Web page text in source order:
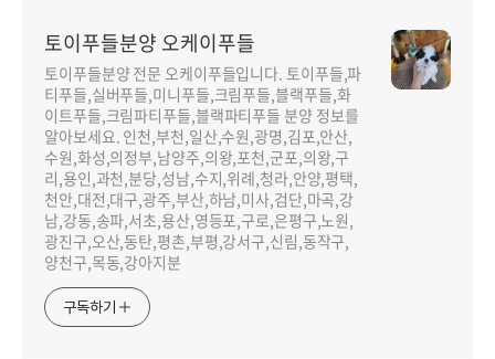
토이푸들분양 오케이푸들
토이푸들분양 전문 오케이푸들입니다. 토이푸들,파
티푸들,실버푸들,미니푸들,크림푸들,블랙푸들,화
이트푸들,크림파티푸들,블랙파티푸들 분양 정보를
알아보세요. 인천,부천,일산,수원,광명,김포,안산,
수원,화성,의정부,남양주,의왕,포천,군포,의왕,구
리,용인,과천,분당,성남,수지,위례,청라,안양,평택,
천안,대전,대구,광주,부산,하남,미사,검단,마곡,강
남,강동,송파,서초,용산,영등포,구로,은평구,노원,
광진구,오산,동탄,평촌,부평,강서구,신림,동작구,
양천구,목동,강아지분
구독하기